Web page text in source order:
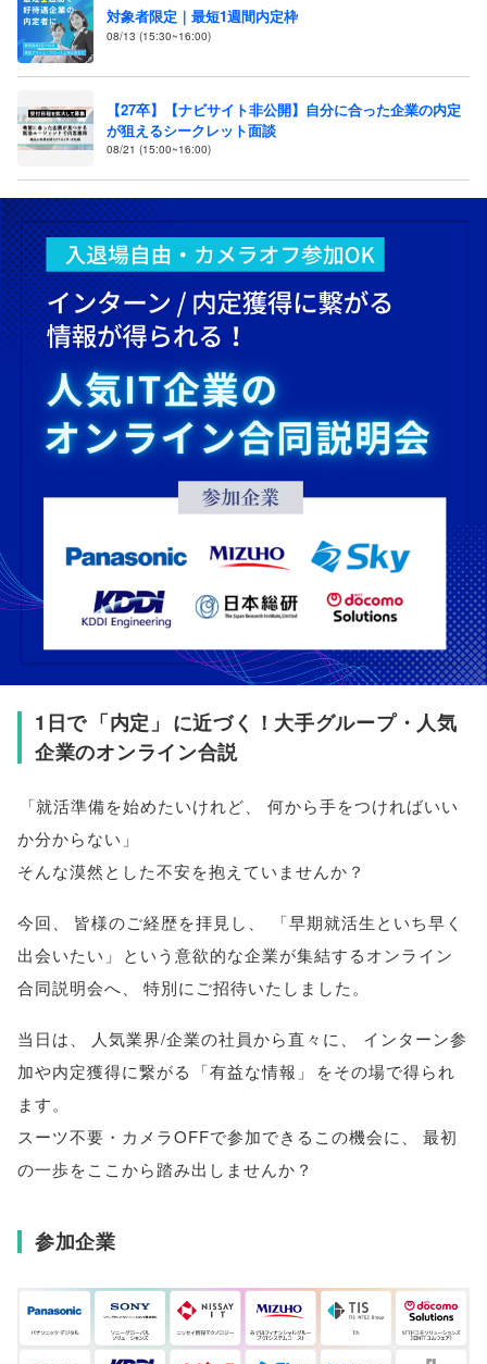
対象者限定｜最短1週間内定枠
08/13 (15:30~16:00)
【27卒】【ナビサイト非公開】自分に合った企業の内定
が狙えるシークレット面談
08/21 (15:00~16:00)
1日で 「内定 」 に近づく！大手グループ・人気
企業のオンライン合説
「就活準備を始めたいけれど、
何から手をつければいい
か分からない 」
そんな漠然とした不安を抱えていませんか？
今回、 皆様のご経歴を拝見し 、 「早期就活生といち早く
出会いたい 」
という意欲的な企業が集結するオンライン
合同説明会へ、 特別にご招待いたしました。
当日は、 人気業界/企業の社員から直々に、
インターン参
加や内定獲得に繋がる
「有益な情報 」
をその場で得られ
ます。
スーツ不要・カメラOFFで参加できるこの機会に、
最初
の一歩をここから踏み出しませんか？
参加企業